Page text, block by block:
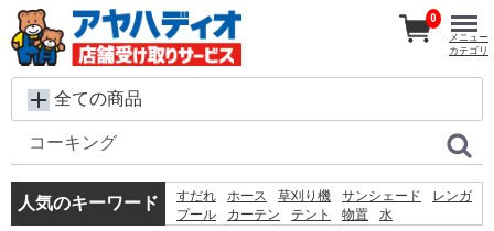
全ての商品
人気のキーワード すだれ ホース 草刈り機 サンシェード
レンガ
プール
カーテン テント 物置
水
0
メニュー
カテゴリ